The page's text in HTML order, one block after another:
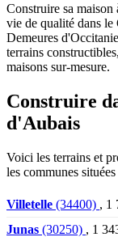
Construire sa maison
vie de qualité dans
Demeures
terrains
maisons sur-mesure.
Construire
d'Aubais
Voici les terrains et
les communes
Villetelle (34400) , 1
Junas (30250) , 1